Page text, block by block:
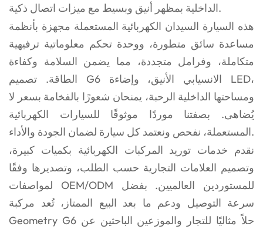
الداخلية بمظهر أنيق وبسيط مع ميزات اتصال ذكية.
هذه السيارة السيدان الكهربائية المستعملة مجهزة بأنظمة
مساعدة سائق متطورة، ووحدة تحكم معلوماتية ترفيهية
متكاملة، وفرامل متجددة، مما يضمن السلامة وكفاءة
الطاقة. تصميم G6 الانسيابي الأنيق، وإضاءة LED،
ومساحتها الداخلية الرحبة، يمنحان شعورًا بالفخامة بسعر لا
يُضاهى. بصفتنا موردًا موثوقًا للسيارات الكهربائية
المستعملة، نفحص ونعتمد كل سيارة لضمان الجودة والأداء.
نقدم خدمات توريد المركبات الكهربائية بكميات كبيرة،
وتصميم العلامات التجارية حسب الطلب، وتصديرها وفقًا
لمواصفات OEM/ODM للمستوردين العالميين. بفضل
سرعة التوصيل ودعم ما بعد البيع الممتاز، تُعد مركبة
Geometry G6 حلاً مثاليًا للتجار والموزعين الباحثين عن